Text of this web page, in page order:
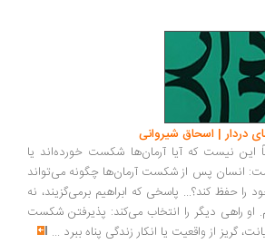
| اسحاق شیروانی
که آیا آرمان‌ها شکست خورده‌اند یا
پس از شکست آرمان‌ها چگونه می‌تواند
پاسخی که ابراهیم برمی‌گزیند، نه
دیگر را انتخاب می‌کند: پذیرفتن شکست
از واقعیت یا انکار زندگی پناه ببرد...